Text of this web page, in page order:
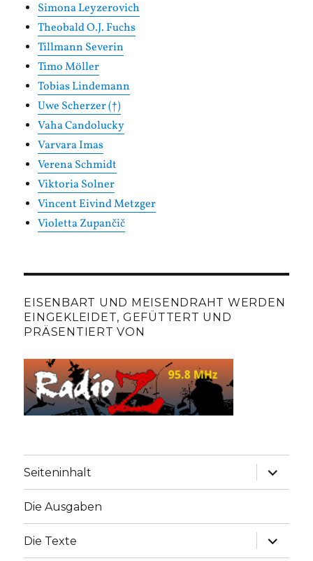
Simona Leyzerovich
Theobald O.J. Fuchs
Tillmann Severin
Timo Möller
Tobias Lindemann
Uwe Scherzer (†)
Vaha Candolucky
Varvara Imas
Verena Schmidt
Viktoria Solner
Vincent Eivind Metzger
Violetta Zupančič
EISENBART UND MEISENDRAHT WERDEN
EINGEKLEIDET, GEFÜTTERT UND
PRÄSENTIERT VON
Seiteninhalt
Die Ausgaben
Die Texte